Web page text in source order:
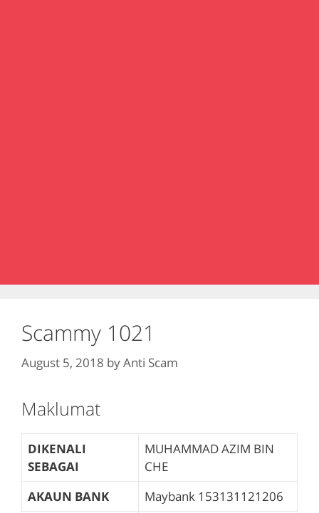
Scammy 1021
August 5, 2018 byAnti Scam
Maklumat
DIKENALI
SEBAGAI
MUHAMMAD AZIM BIN
CHE
AKAUN BANK
Maybank 153131121206